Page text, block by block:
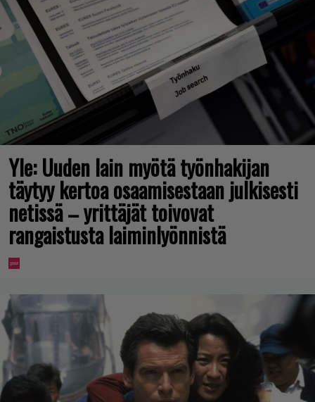
Yle: Uuden lain myötä työnhakijan
täytyy kertoa osaamisestaan julkisesti
netissä – yrittäjät toivovat
rangaistusta laiminlyönnistä